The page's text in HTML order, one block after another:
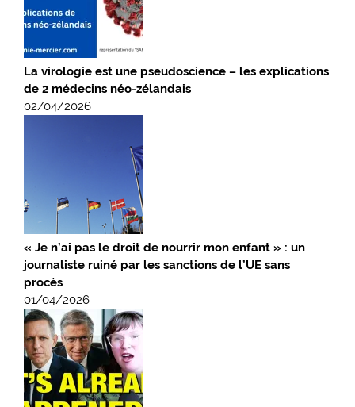
La virologie est une pseudoscience – les explications
de 2 médecins néo-zélandais
02/04/2026
« Je n’ai pas le droit de nourrir mon enfant » : un
journaliste ruiné par les sanctions de l’UE sans
procès
01/04/2026